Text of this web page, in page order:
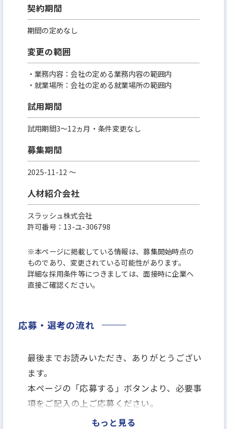
契約期間
期間の定めなし
変更の範囲
・業務内容：会社の定める業務内容の範囲内
・就業場所：会社の定める就業場所の範囲内
試用期間
試用期間3〜12ヵ月・条件変更なし
募集期間
2025-11-12 〜
人材紹介会社
スラッシュ株式会社
許可番号：13-ユ-306798
※本ページに掲載している情報は、募集開始時点の
ものであり、変更されている可能性があります。
詳細な採用条件等につきましては、面接時に企業へ
直接ご確認ください。
応募・選考の流れ
最後までお読みいただき、ありがとうござい
ます。
本ページの「応募する」ボタンより、必要事
項をご記入の上ご応募ください。
もっと見る